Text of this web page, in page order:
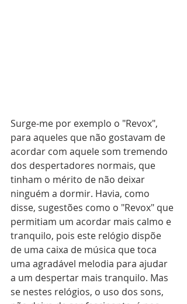
Surge-me por exemplo o "Revox",
para aqueles que não gostavam de
acordar com aquele som tremendo
dos despertadores normais, que
tinham o mérito de não deixar
ninguém a dormir. Havia, como
disse, sugestões como o "Revox" que
permitiam um acordar mais calmo e
tranquilo, pois este relógio dispõe
de uma caixa de música que toca
uma agradável melodia para ajudar
a um despertar mais tranquilo. Mas
se nestes relógios, o uso dos sons,